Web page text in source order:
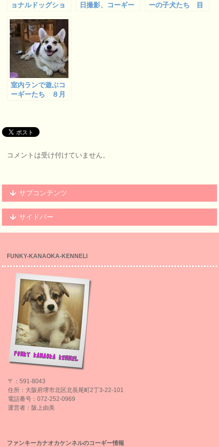
ョナルドッグショ
コーギー審査
日撮影、コーギー
ーの子犬たち 目
室内ランで遊ぶコ
ーギーたち ８月
コメントは受け付けていません。
サブコンテンツ
サイドバー
FUNKY-KANAOKA-KENNELl
〒：591-8043
住所：大阪府堺市北区北長尾町2丁3-22-101
電話番号：072-252-0969
運営者：阪上由美
ファンキーカナオカケンネルのコーギー情報